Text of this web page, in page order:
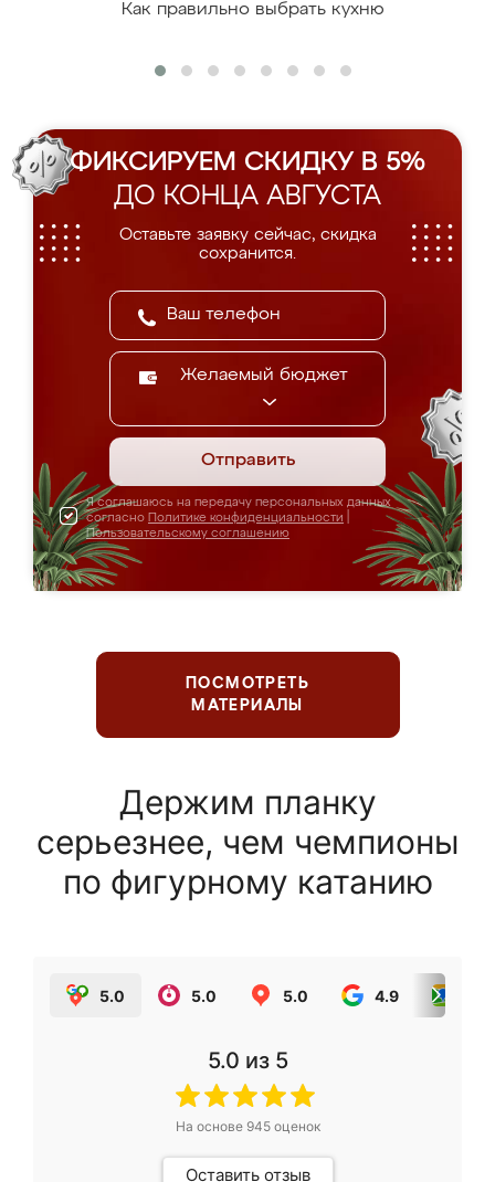
Как правильно выбрать кухню
ФИКСИРУЕМ СКИДКУ В 5%
ДО КОНЦА АВГУСТА
Оставьте заявку сейчас, скидка
сохранится.
Желаемый бюджет
Отправить
Я соглашаюсь на передачу персональных данных
согласно Политике конфиденциальности
Пользовательскому соглашению
ПОСМОТРЕТЬ
МАТЕРИАЛЫ
Держим планку
серьезнее, чем чемпионы
по фигурному катанию
5.0 5.0 5.0 4.9
5.0 из 5
На основе 945оценок
Оставить отзыв